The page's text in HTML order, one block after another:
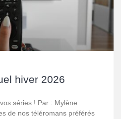
hiver 2026
séries ! Par : Mylène
de nos téléromans préférés